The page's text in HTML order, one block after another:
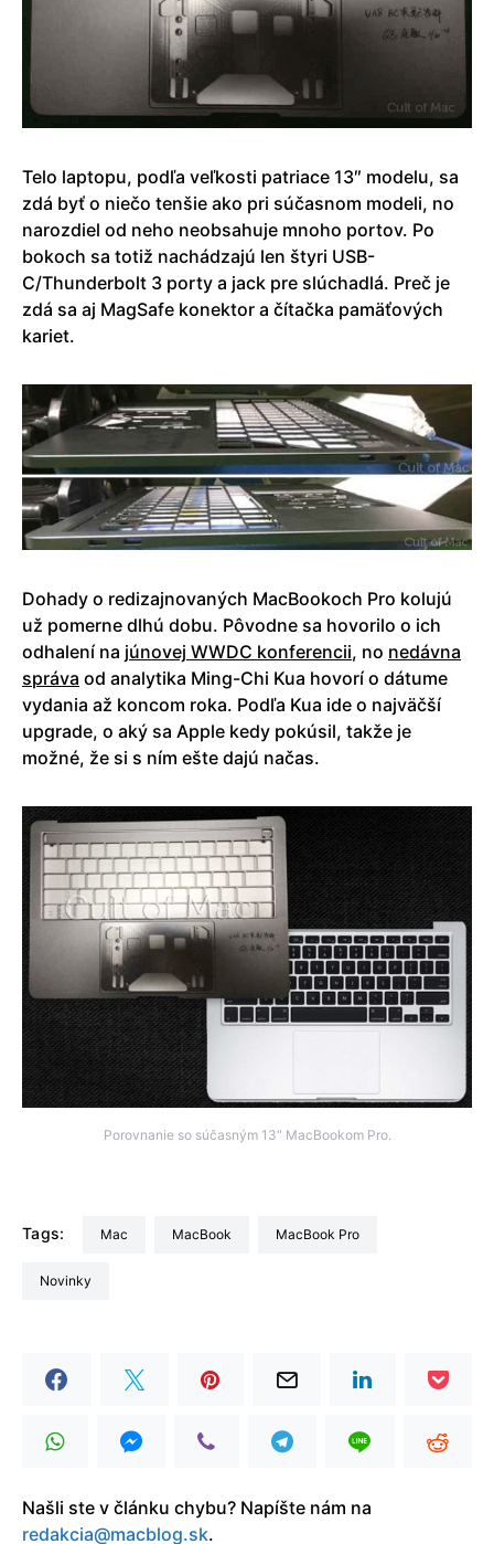
Telo laptopu, podľa veľkosti patriace 13″ modelu, sa
zdá byť o niečo tenšie ako pri súčasnom modeli, no
narozdiel od neho neobsahuje mnoho portov. Po
bokoch sa totiž nachádzajú len štyri USB-
C/Thunderbolt 3 porty a jack pre slúchadlá. Preč je
zdá sa aj MagSafe konektor a čítačka pamäťových
kariet.
Dohady o redizajnovaných MacBookoch Pro kolujú
už pomerne dlhú dobu. Pôvodne sa hovorilo o ich
odhalení na júnovej WWDC konferencii, no nedávna
správa od analytika Ming-Chi Kua hovorí o dátume
vydania až koncom roka. Podľa Kua ide o najväčší
upgrade, o aký sa Apple kedy pokúsil, takže je
možné, že si s ním ešte dajú načas.
Porovnanie so súčasným 13″ MacBookom Pro.
Tags: Mac MacBook MacBook Pro
Novinky
Našli ste v článku chybu? Napíšte nám na
redakcia@macblog.sk.